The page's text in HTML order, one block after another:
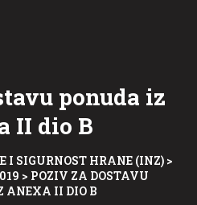
ponuda iz
II dio B
I SIGURNOST HRANE (INZ)>
> POZIV ZA DOSTAVU
ANEXA II DIO B